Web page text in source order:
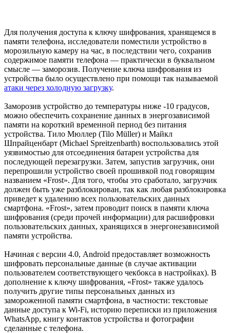
Для получения доступа к ключу шифрования, хранящемся в
памяти телефона, исследователи поместили устройство в
морозильную камеру на час, в последствии чего, сохранив
содержимое памяти телефона — практически в буквальном
смысле — заморозив. Получение ключа шифрования из
устройства было осуществлено при помощи так называемой
атаки через холодную загрузку.
Заморозив устройство до температуры ниже -10 градусов,
можно обеспечить сохранение данных в энергозависимой
памяти на короткий временной период без питания
устройства. Тило Мюллер (Tilo Müller) и Майкл
Шпрайценбарт (Michael Spreitzenbarth) воспользовались этой
уязвимостью для отсоединения батареи устройства для
последующей перезагрузки. Затем, запустив загрузчик, они
перепрошили устройство своей прошивкой под говорящим
названием «Frost». Для того, чтобы это сработало, загрузчик
должен быть уже разблокирован, так как любая разблокировка
приведет к удалению всех пользовательских данных
смартфона. «Frost», затем проводит поиск в памяти ключа
шифрования (среди прочей информации) для расшифровки
пользовательских данных, хранящихся в энергонезависимой
памяти устройства.
Начиная с версии 4.0, Android предоставляет возможность
шифровать персональные данные (в случае активации
пользователем соответствующего чекбокса в настройках). В
дополнение к ключу шифрования, «Frost» также удалось
получить другие типы персональных данных из
замороженной памяти смартфона, в частности: текстовые
данные доступа к Wi-Fi, историю переписки из приложения
WhatsApp, книгу контактов устройства и фотографии
сделанные с телефона.